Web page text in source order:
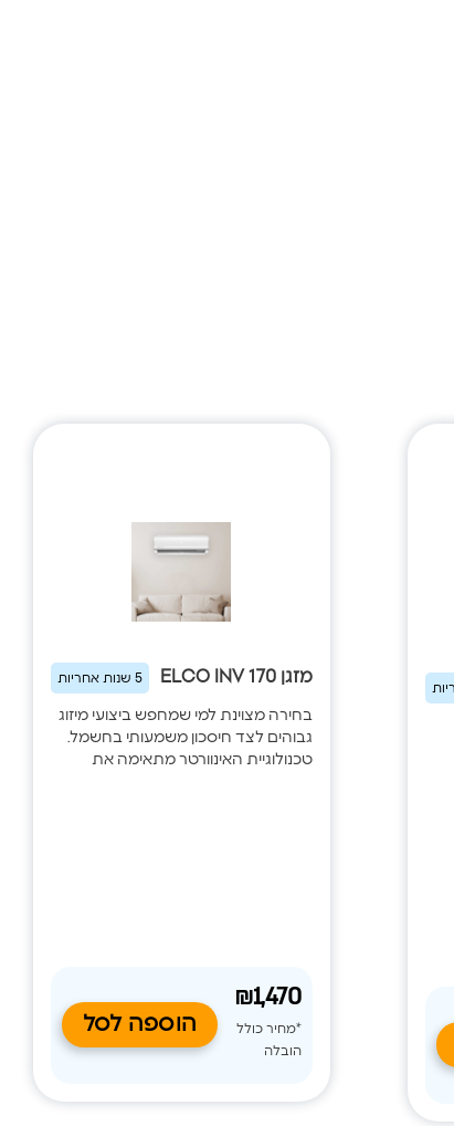
מזגן ELCO INV 170 5 שנות אחריות
בחירה מצוינת למי שמחפש ביצועי מיזוג
גבוהים לצד חיסכון משמעותי בחשמל.
טכנולוגיית האינוורטר מתאימה את
₪1,470
*מחיר כולל
הובלה
הוספה לסל